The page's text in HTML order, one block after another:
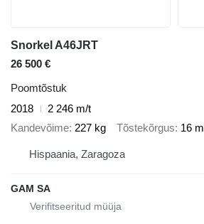
Snorkel A46JRT
26 500 €
Poomtõstuk
2018
2 246 m/t
Kandevõime 227 kg Tõstekõrgus 16 m
Hispaania, Zaragoza
GAM SA